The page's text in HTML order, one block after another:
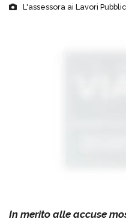
L'assessora ai Lavori
In merito alle accuse